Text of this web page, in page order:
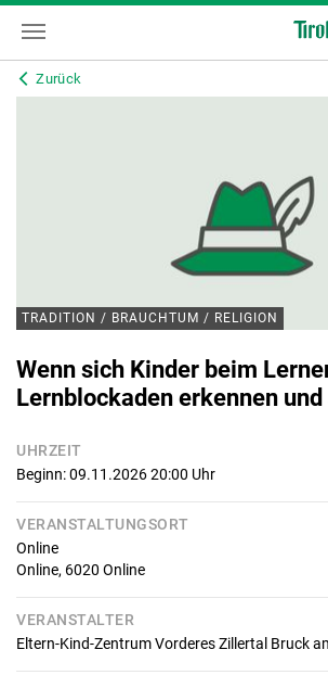
Zurück
TRADITION / BRAUCHTUM / RELIGION
Wenn sich Kinder beim
Lernblockaden erkennen
UHRZEIT
Beginn: 09.11.2026 20:00 Uhr
VERANSTALTUNGSORT
Online
Online, 6020 Online
VERANSTALTER
Eltern-Kind-Zentrum Vorderes Zillertal Bruck